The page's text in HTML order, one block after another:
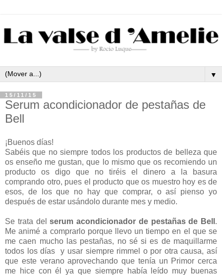
▼
15/11/15
Serum acondicionador de pestañas de
Bell
¡Buenos días!
Sabéis que no siempre todos los productos de belleza que
os enseño me gustan, que lo mismo que os recomiendo un
producto os digo que no tiréis el dinero a la basura
comprando otro, pues el producto que os muestro hoy es de
esos, de los que no hay que comprar, o así pienso yo
después de estar usándolo durante mes y medio.
Se trata delserum acondicionador de pestañas de Bell .
Me animé a comprarlo porque llevo un tiempo en el que se
me caen mucho las pestañas, no sé si es de maquillarme
todos los días y usar siempre rimmel o por otra causa, así
que este verano aprovechando que tenía un Primor cerca
me hice con él ya que siempre había leído muy buenas